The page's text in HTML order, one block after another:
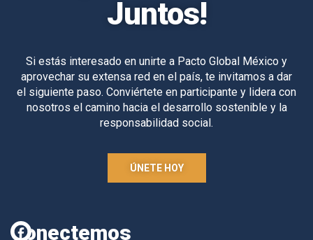
Juntos!
Si estás interesado en unirte a Pacto Global México y
aprovechar su extensa red en el país, te invitamos a dar
el siguiente paso. Conviértete en participante y lidera con
nosotros el camino hacia el desarrollo sostenible y la
responsabilidad social.
ÚNETE HOY
Conectemos